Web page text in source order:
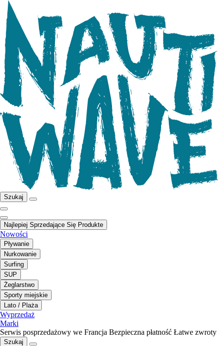
Szukaj
Najlepiej Sprzedające Się Produkte
Nowości
Pływanie
Nurkowanie
Surfing
SUP
Żeglarstwo
Sporty miejskie
Lato / Plaża
Wyprzedaż
Marki
Serwis posprzedażowy we Francja Bezpieczna płatność Łatwe zwroty
Szukaj